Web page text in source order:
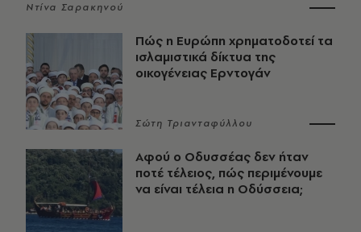
Ντίνα Σαρακηνού
Πώς η Ευρώπη χρηματοδοτεί τα
ισλαμιστικά δίκτυα της
οικογένειας Ερντογάν
Σώτη Τριανταφύλλου
Αφού ο Οδυσσέας δεν ήταν
ποτέ τέλειος, πώς περιμένουμε
να είναι τέλεια η Οδύσσεια;